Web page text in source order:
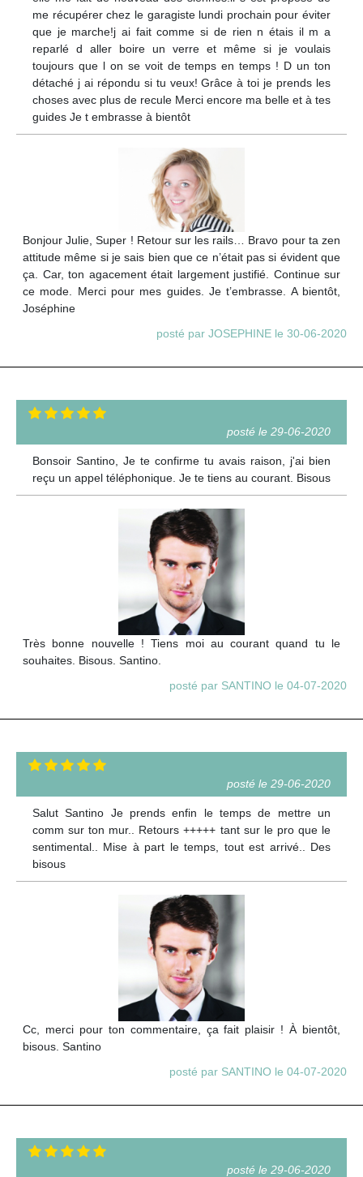
me récupérer chez le garagiste lundi prochain pour éviter
que je marche!j ai fait comme si de rien n étais il m a
reparlé d aller boire un verre et même si je voulais
toujours que l on se voit de temps en temps ! D un ton
détaché j ai répondu si tu veux! Grâce à toi je prends les
choses avec plus de recule Merci encore ma belle et à tes
guides Je t embrasse à bientôt
Bonjour Julie, Super ! Retour sur les rails… Bravo pour ta zen
attitude même si je sais bien que ce n’était pas si évident que
ça. Car, ton agacement était largement justifié. Continue sur
ce mode. Merci pour mes guides. Je t’embrasse. A bientôt,
Joséphine
posté par JOSEPHINE le 30-06-2020
posté le 29-06-2020
Bonsoir Santino, Je te confirme tu avais raison, j'ai bien
reçu un appel téléphonique. Je te tiens au courant. Bisous
Très bonne nouvelle ! Tiens moi au courant quand tu le
souhaites. Bisous. Santino.
posté par SANTINO le 04-07-2020
posté le 29-06-2020
Salut Santino Je prends enfin le temps de mettre un
comm sur ton mur.. Retours +++++ tant sur le pro que le
sentimental.. Mise à part le temps, tout est arrivé.. Des
bisous
Cc, merci pour ton commentaire, ça fait plaisir ! À bientôt,
bisous. Santino
posté par SANTINO le 04-07-2020
posté le 29-06-2020